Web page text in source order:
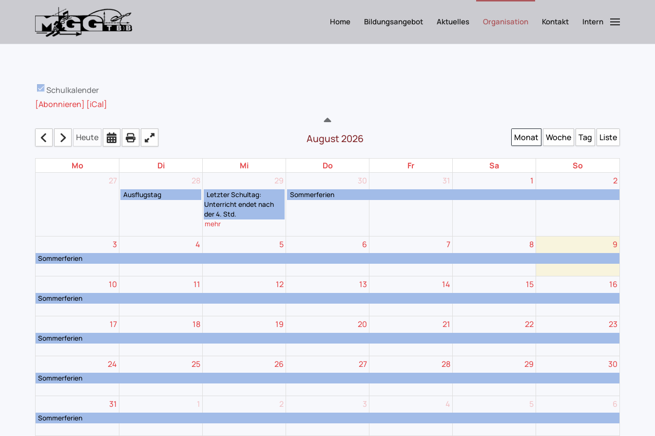
Home Bildungsangebot Aktuelles Organisation Kontakt Intern
Schulkalender
[Abonnieren] [iCal]
Heute August 2026 Monat Woche Tag Liste
Mo Di Mi Do Fr Sa
So
27
28
Ausflugstag
29
Letzter Schultag:
Unterricht endet nach
der 4. Std.
mehr
30
Sommerferien
31 1 2
3
Sommerferien
4 5 6 7 8 9
10
Sommerferien
11 12 13 14 15 16
17
Sommerferien
18 19 20 21 22 23
24
Sommerferien
25 26 27 28 29 30
31
Sommerferien
1 2 3 4 5 6